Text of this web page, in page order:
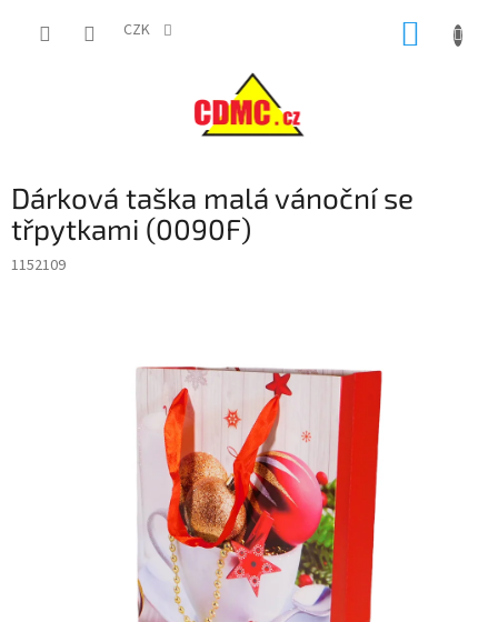
CZK
Dárková taška malá vánoční se
třpytkami (0090F)
1152109